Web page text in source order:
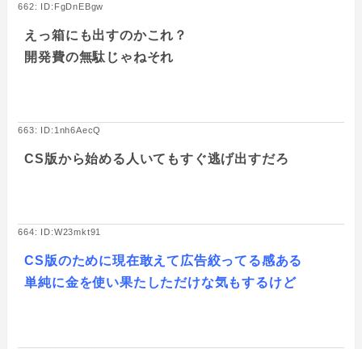
662: ID:FgDnEBgw
えっ箱にも出すのかこれ？
開発費の無駄じゃねそれ
663: ID:1nh6AecQ
CS版から始める人いてもすぐ逃げ出すだろ
664: ID:W23mkt91
CS版のために現在敢えて広告絞ってる感ある
単純に金を使い果たしただけな気もするけど